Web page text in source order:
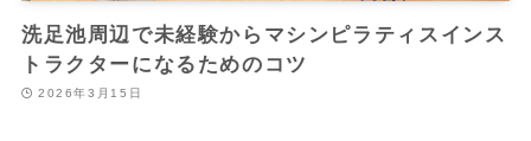
洗足池周辺で未経験からマシンピラティスインス
トラクターになるためのコツ
2026年3月15日